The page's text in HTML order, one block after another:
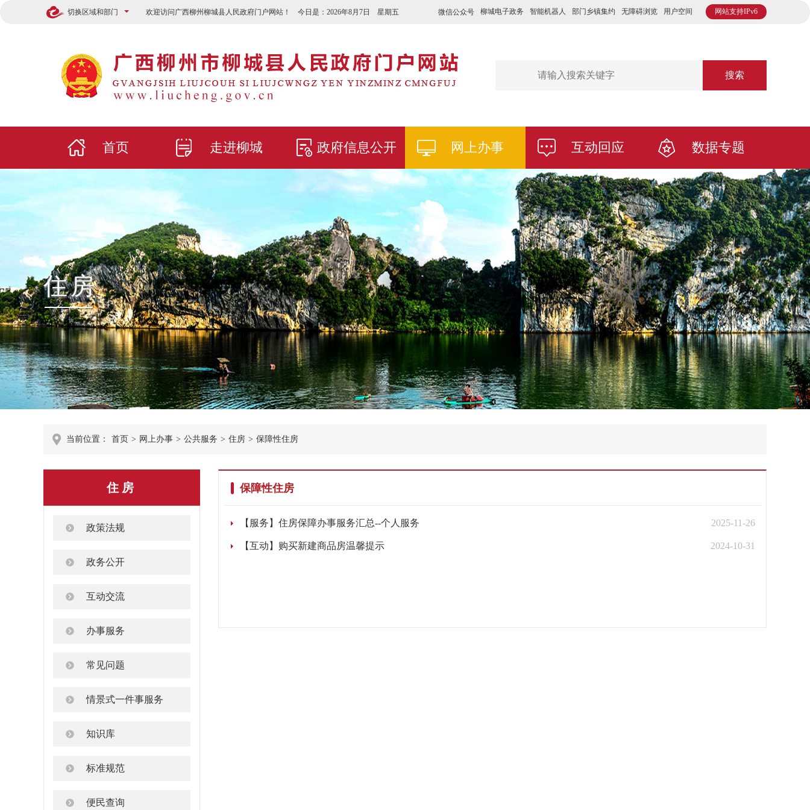
切换区域和部门 网站支持IPv6
微信公众号 柳城电子政务 智能机器人 部门乡镇集约 无障碍浏览 用户空间
欢迎访问广西柳州柳城县人民政府门户网站！ 今日是： 2026年8月7日 星期五
搜索
首页 走进柳城 政府信息公开 网上办事 互动回应 数据专题
住房
当前位置： 首页 > 网上办事 > 公共服务 > 住房 > 保障性住房
住房
政策法规
政务公开
互动交流
办事服务
常见问题
情景式一件事服务
知识库
标准规范
便民查询
保障性住房
2025-11-26
【服务】住房保障办事服务汇总--个人服务
2024-10-31
【互动】购买新建商品房温馨提示